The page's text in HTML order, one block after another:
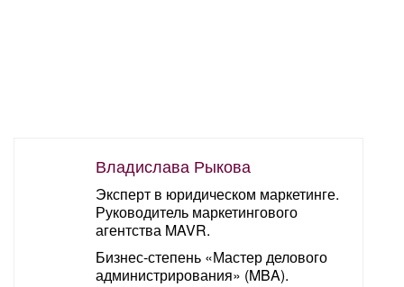
Владислава Рыкова
Эксперт в юридическом маркетинге.
Руководитель маркетингового
агентства MAVR.
Бизнес-степень «Мастер делового
администрирования» (MBA).